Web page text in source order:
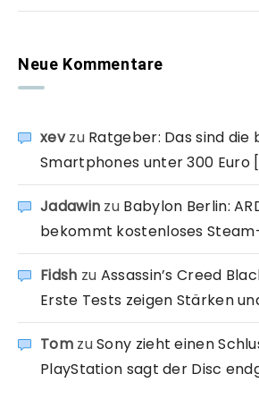
Neue Kommentare
xevzu Ratgeber: Das sind die
Smartphones unter 300 Euro
Jadawin zu Babylon Berlin:
bekommt kostenloses
Fidsh zu Assassin’s Creed
Erste Tests zeigen Stärken
TomzuSony zieht einen
PlayStation sagt der Disc